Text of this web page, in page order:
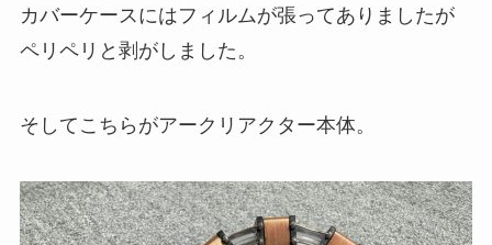
カバーケースにはフィルムが張ってありましたが
ペリペリと剥がしました。
そしてこちらがアークリアクター本体。